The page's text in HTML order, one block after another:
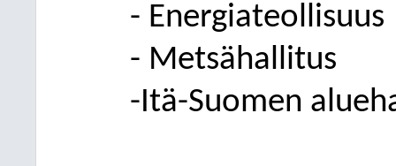
- Energiateollisuus
- Metsähallitus
-Itä-Suomen